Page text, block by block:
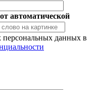
автоматической
персональных данных в